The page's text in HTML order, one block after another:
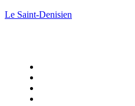
Le Saint-Denisien